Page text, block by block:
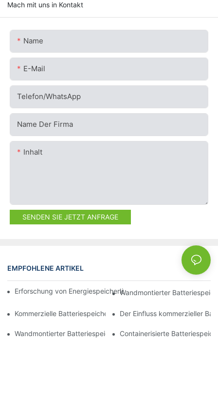
Mach mit uns in Kontakt
Name
E-Mail
Telefon/WhatsApp
Name Der Firma
Inhalt
SENDEN SIE JETZT ANFRAGE
EMPFOHLENE ARTIKEL NEWS
Erforschung von Energiespeicherlösungen für eine nachhaltige
Wandmontierter
Kommerzielle Batteriespeichersysteme: Verbesserung der
Der Einfluss kommerzieller
Wandmontierter Batteriespeicher: Die perfekte Ergänzung für
Containerisierte